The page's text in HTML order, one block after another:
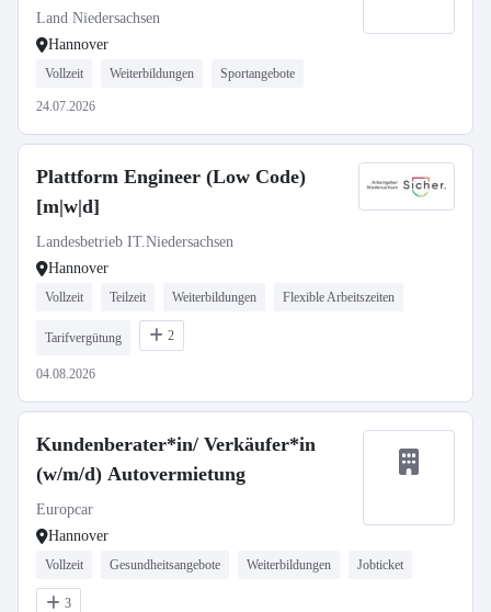
Land Niedersachsen
Hannover
Vollzeit Weiterbildungen Sportangebote
24.07.2026
Plattform Engineer (Low Code)
[m|w|d]
Landesbetrieb IT.Niedersachsen
Hannover
Vollzeit Teilzeit Weiterbildungen Flexible Arbeitszeiten
Tarifvergütung 2
04.08.2026
Kundenberater*in/ Verkäufer*in
(w/m/d) Autovermietung
Europcar
Hannover
Vollzeit Gesundheitsangebote Weiterbildungen Jobticket
3